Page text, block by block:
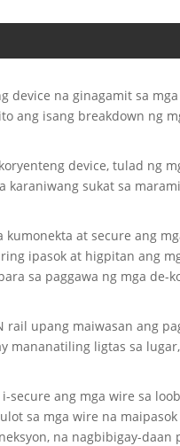
device na ginagamit sa
ang isang breakdown ng
device, tulad ng
karaniwang sukat sa
at secure ang
ipasok at higpitan ang
sa paggawa ng mga de-
rail upang maiwasan ang
mananatiling ligtas sa
secure ang mga wire sa
sa mga wire na maipasok
na nagbibigay-daan